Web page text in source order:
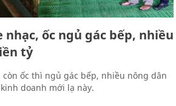
nhạc, ốc ngủ gác bếp, nhiều
tỷ
còn ốc thì ngủ gác bếp, nhiều nông dân
doanh mới lạ này.